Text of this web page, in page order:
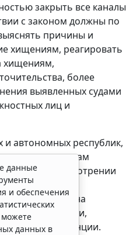
закрыть все каналы
с законом должны по
причины и
хищениям, реагировать
хищениям,
более
выявленных судами
лиц и
автономных республик,
судам, судам
при рассмотрении
порядке
внимания на
закона судами,
первой инстанции.
данные
и обеспечения
данных в